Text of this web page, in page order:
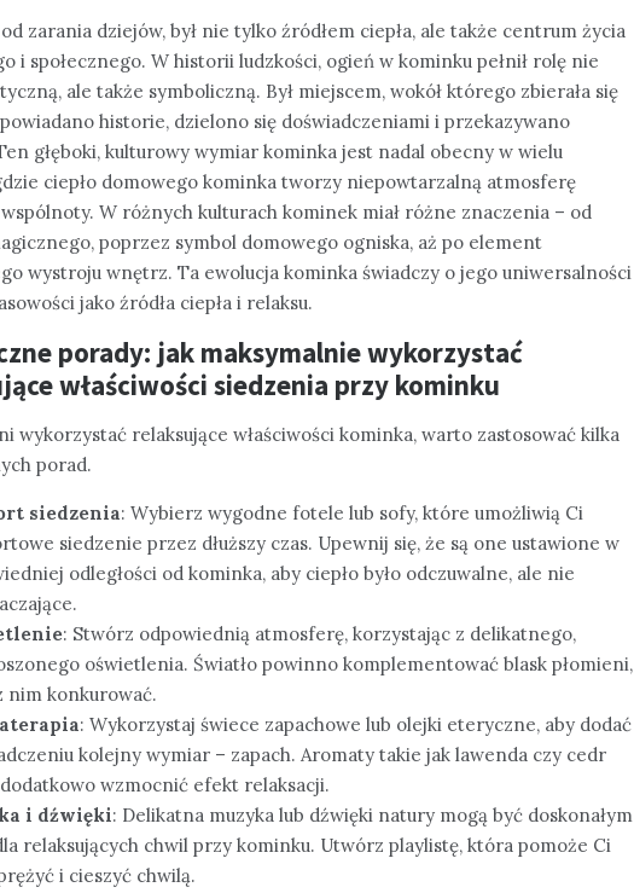
zarania dziejów, był nie tylko źródłem ciepła, ale także centrum życia
i społecznego. W historii ludzkości, ogień w kominku pełnił rolę nie
ale także symboliczną. Był miejscem, wokół którego zbierała się
historie, dzielono się doświadczeniami i przekazywano
głęboki, kulturowy wymiar kominka jest nadal obecny w wielu
ciepło domowego kominka tworzy niepowtarzalną atmosferę
W różnych kulturach kominek miał różne znaczenia – od
poprzez symbol domowego ogniska, aż po element
wystroju wnętrz. Ta ewolucja kominka świadczy o jego uniwersalności
jako źródła ciepła i relaksu.
porady: jak maksymalnie wykorzystać
właściwości siedzenia przy kominku
wykorzystać relaksujące właściwości kominka, warto zastosować kilka
porad.
siedzenia: Wybierz wygodne fotele lub sofy, które umożliwią Ci
siedzenie przez dłuższy czas. Upewnij się, że są one ustawione w
odległości od kominka, aby ciepło było odczuwalne, ale nie
: Stwórz odpowiednią atmosferę, korzystając z delikatnego,
oświetlenia. Światło powinno komplementować blask płomieni,
nim konkurować.
: Wykorzystaj świece zapachowe lub olejki eteryczne, aby dodać
kolejny wymiar – zapach. Aromaty takie jak lawenda czy cedr
wzmocnić efekt relaksacji.
i dźwięki: Delikatna muzyka lub dźwięki natury mogą być doskonałym
relaksujących chwil przy kominku. Utwórz playlistę, która pomoże Ci
i cieszyć chwilą.